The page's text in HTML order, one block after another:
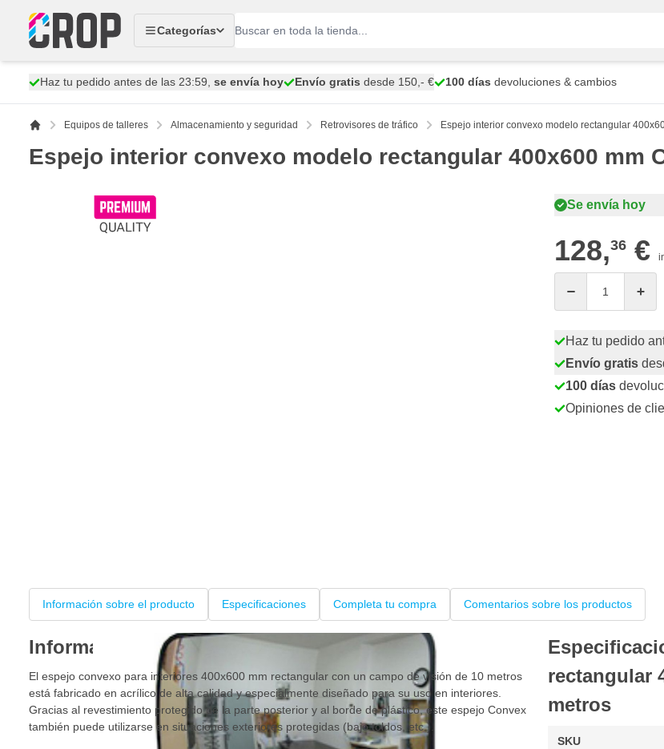
Categorías
Haz tu pedido antes de las 23:59, se envía hoy Envío gratis desde 150,- € 100 días devoluciones & cambios
Equipos de talleres Almacenamiento y seguridad Retrovisores de tráfico Espejo interior convexo modelo rectangular
Espejo interior convexo modelo rectangular 400x600 mm
Se envía hoy
128,36 €
Haz tu pedido
Envío gratis
100 días
Opiniones de
Información sobre el producto Especificaciones Completa tu compra Comentarios sobre los productos
Información sobre el producto
El espejo convexo para interiores 400x600 mm rectangular con un campo de visión de 10 metros
está fabricado en acrílico de alta calidad y especialmente diseñado para su uso en interiores.
Gracias al revestimiento protegido de la parte posterior y al borde de plástico, este espejo Convex
también puede utilizarse en situaciones exteriores protegidas (bajo toldos, etc.).
rectangular
metros
SKU